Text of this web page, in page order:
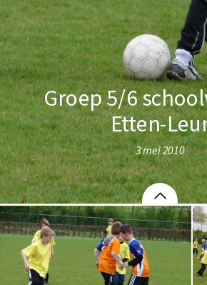
Groep 5/6
Etten-
3 mei 2010